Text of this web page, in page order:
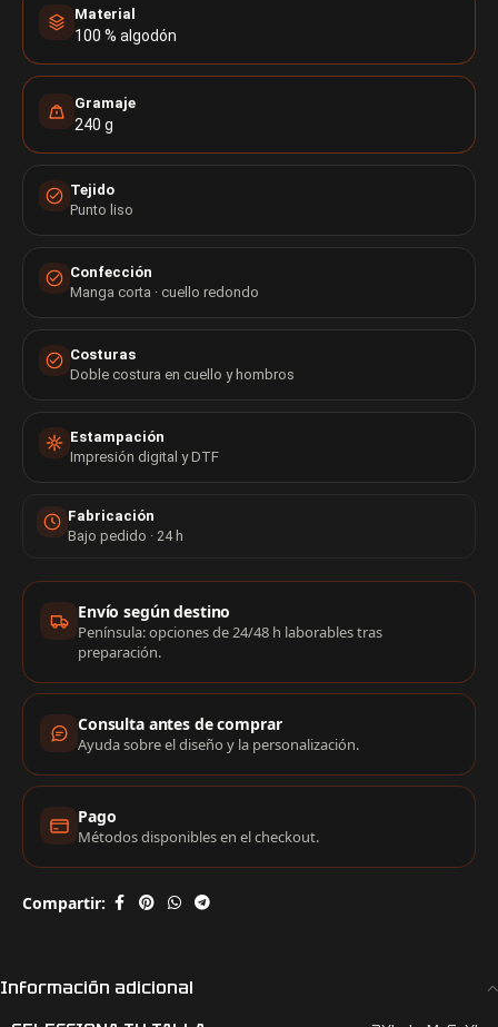
Material
100 % algodón
Gramaje
240 g
Tejido
Punto liso
Confección
Manga corta · cuello redondo
Costuras
Doble costura en cuello y hombros
Estampación
Impresión digital y DTF
Fabricación
Bajo pedido · 24 h
Información de compra
Envío según destino
Península: opciones de 24/48 h laborables tras
preparación.
Consulta antes de comprar
Ayuda sobre el diseño y la personalización.
Pago
Métodos disponibles en el checkout.
Compartir:
Información adicional